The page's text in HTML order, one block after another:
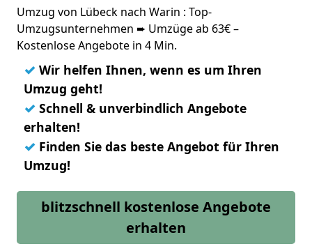
Umzug von Lübeck nach Warin : Top-
Umzugsunternehmen ➨ Umzüge ab 63€ –
Kostenlose Angebote in 4 Min.
✓ Wir helfen Ihnen, wenn es um Ihren
Umzug geht!
✓ Schnell & unverbindlich Angebote
erhalten!
✓ Finden Sie das beste Angebot für Ihren
Umzug!
blitzschnell kostenlose Angebote
erhalten